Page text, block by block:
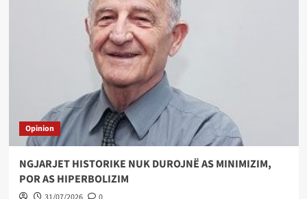
Opinion
NGJARJET HISTORIKE NUK DUROJNË AS MINIMIZIM,
POR AS HIPERBOLIZIM